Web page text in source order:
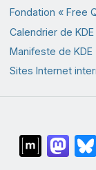
Fondation « Free
Calendrier de KDE
Manifeste de KDE
Sites Internet